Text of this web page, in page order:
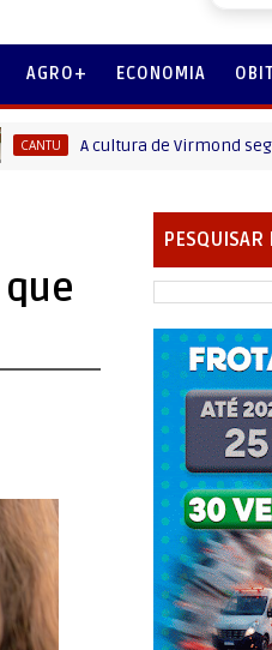
AGRO+ ECONOMIA
A cultura de Virmond segue
PESQUISAR